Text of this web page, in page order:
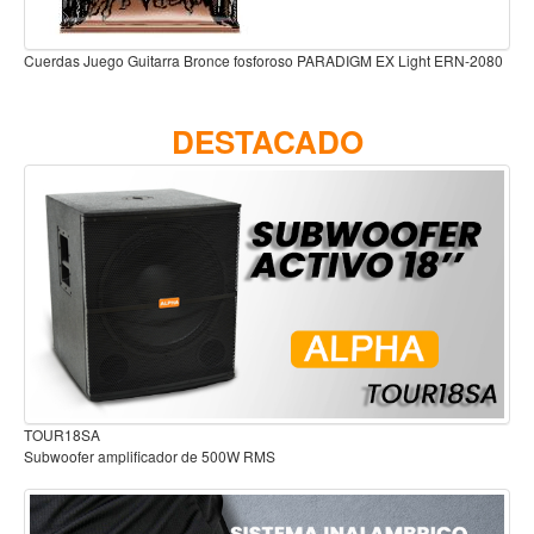
Accesorios
Cuerdas
Acordeón y concertinas
Clarinete
Cornetas y cornos
Flauta y pitos
Melodica
Saxofon
Trompeta
Tuba
Otros instrumentos de viento
Cañuelas
Cuerda Juego guitarra Cobre capa antiox Super Light 11/52 ALC-A208SL
DESTACADO
Audífonos para estudio